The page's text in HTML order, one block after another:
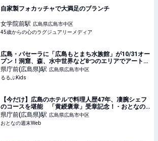
自家製フォカッチャで大満足のブランチ
女学院前駅 広島県広島市中区
45歳からの心のラグジュアリーメディア
広島・パセーラに「広島もとまち水族館」が10/31オー
プン！洞窟、森、水中世界など8つのエリアでアートと
生命が共演 | るるぶKids
県庁前(広島県)駅 広島県広島市中区
るるぶKids
【今だけ】広島のホテルで料理人歴47年、凄腕シェフ
のコースを堪能 「黄綬褒章」受章記念！ - おとなの
週末Web
県庁前(広島県)駅 広島県広島市中区
おとなの週末Web